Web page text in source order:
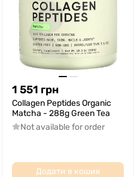
1 551 грн
Collagen Peptides Organic
Matcha - 288g Green Tea
Not available for order
Додати в кошик